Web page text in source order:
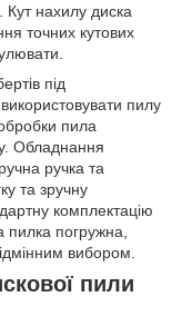
Кут нахилу диска
точних кутових
під
пилу
пила
Обладнання
ручка та
та зручну
комплектацію
погружна,
вибором.
пили